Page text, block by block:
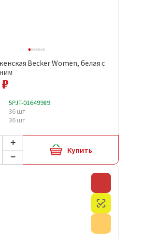
Becker Women, белая с
5PJT-01649989
36 шт
36 шт
Купить